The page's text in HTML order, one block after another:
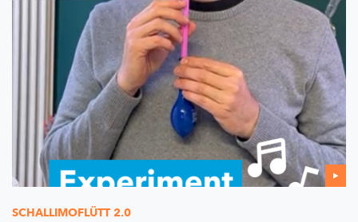
SCHALLIMOFLÜTT 2.0